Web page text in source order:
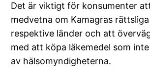
Det är viktigt för konsumenter
medvetna om Kamagras
respektive länder och att
med att köpa läkemedel som
av hälsomyndigheterna.